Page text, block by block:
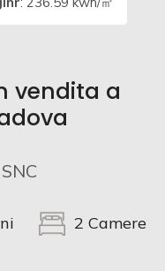
vendita a
2 Camere